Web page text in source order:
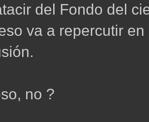
del Fondo del
va a repercutir
no ?